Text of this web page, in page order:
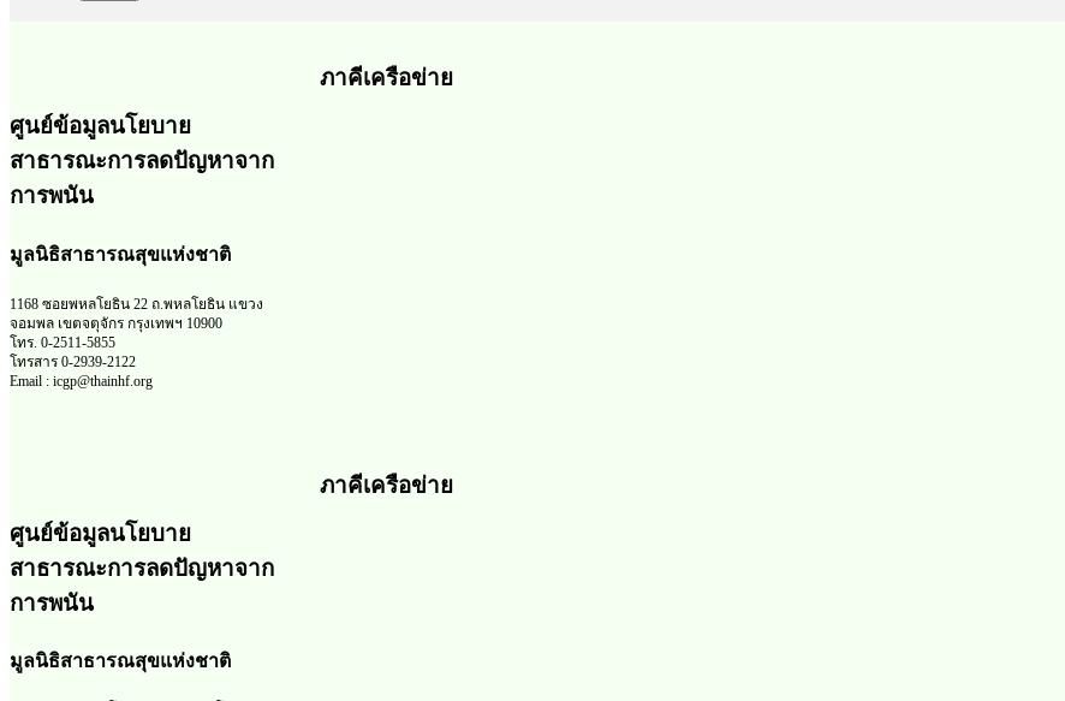
ศูนย์ข้อมูลนโยบาย
สาธารณะการลดปัญหาจาก
การพนัน
มูลนิธิสาธารณสุขแห่งชาติ
1168 ซอยพหลโยธิน 22 ถ.พหลโยธิน แขวง
จอมพล เขตจตุจักร กรุงเทพฯ 10900
โทร. 0-2511-5855
โทรสาร 0-2939-2122
Email : icgp@thainhf.org
ภาคีเครือข่าย
ศูนย์ข้อมูลนโยบาย
สาธารณะการลดปัญหาจาก
การพนัน
มูลนิธิสาธารณสุขแห่งชาติ
ภาคีเครือข่าย